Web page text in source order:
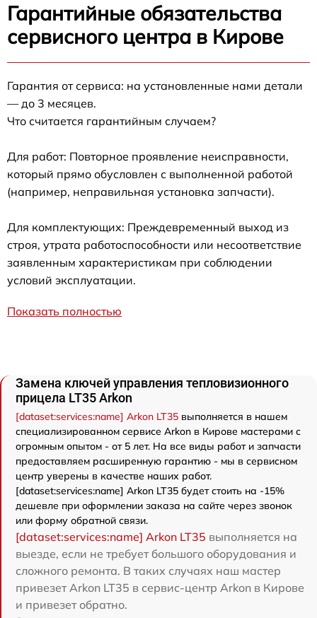
Гарантийные обязательства
сервисного центра в Кирове
Гарантия от сервиса: на установленные нами детали
— до 3 месяцев.
Что считается гарантийным случаем?
Для работ: Повторное проявление неисправности,
который прямо обусловлен с выполненной работой
(например, неправильная установка запчасти).
Для комплектующих: Преждевременный выход из
строя, утрата работоспособности или несоответствие
заявленным характеристикам при соблюдении
условий эксплуатации.
Показать полностью
Замена ключей управления тепловизионного
прицела LT35 Arkon
[dataset:services:name] Arkon LT35 выполняется в нашем
специализированном сервисе Arkon в Кирове мастерами с
огромным опытом - от 5 лет. На все виды работ и запчасти
предоставляем расширенную гарантию - мы в сервисном
центр уверены в качестве наших работ.
[dataset:services:name] Arkon LT35 будет стоить на -15%
дешевле при оформлении заказа на сайте через звонок
или форму обратной связи.
[dataset:services:name] Arkon LT35 выполняется на
выезде, если не требует большого оборудования и
сложного ремонта. В таких случаях наш мастер
привезет Arkon LT35 в сервис-центр Arkon в Кирове
и привезет обратно.